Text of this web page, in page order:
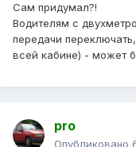
Сам придумал?!
Водителям с
передачи
всей кабине) - может
pro
Опубликовано